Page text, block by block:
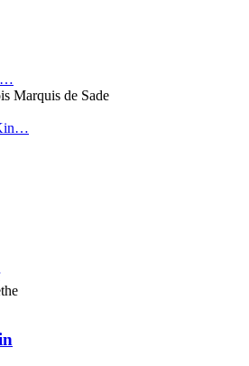
Marquis de Sade